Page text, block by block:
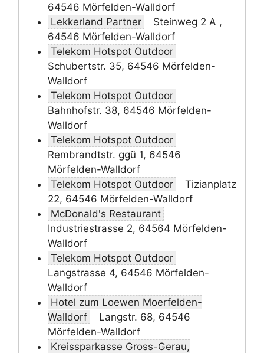
64546 Mörfelden-Walldorf
Lekkerland Partner
Steinweg 2 A ,
64546 Mörfelden-Walldorf
Telekom Hotspot Outdoor
Schubertstr. 35, 64546 Mörfelden-
Walldorf
Telekom Hotspot Outdoor
Bahnhofstr. 38, 64546 Mörfelden-
Walldorf
Telekom Hotspot Outdoor
Rembrandtstr. ggü 1, 64546
Mörfelden-Walldorf
Telekom Hotspot Outdoor
Tizianplatz
22, 64546 Mörfelden-Walldorf
McDonald's Restaurant
Industriestrasse 2, 64564 Mörfelden-
Walldorf
Telekom Hotspot Outdoor
Langstrasse 4, 64546 Mörfelden-
Walldorf
Hotel zum Loewen Moerfelden-
Walldorf
Langstr. 68, 64546
Mörfelden-Walldorf
Kreissparkasse Gross-Gerau,